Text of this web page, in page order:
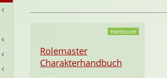
Hardcover
Rolemaster
Charakterhandbuch